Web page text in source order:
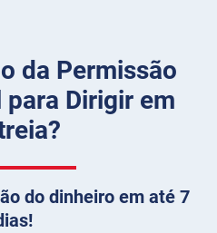
da Permissão
Dirigir em
do dinheiro em até 7